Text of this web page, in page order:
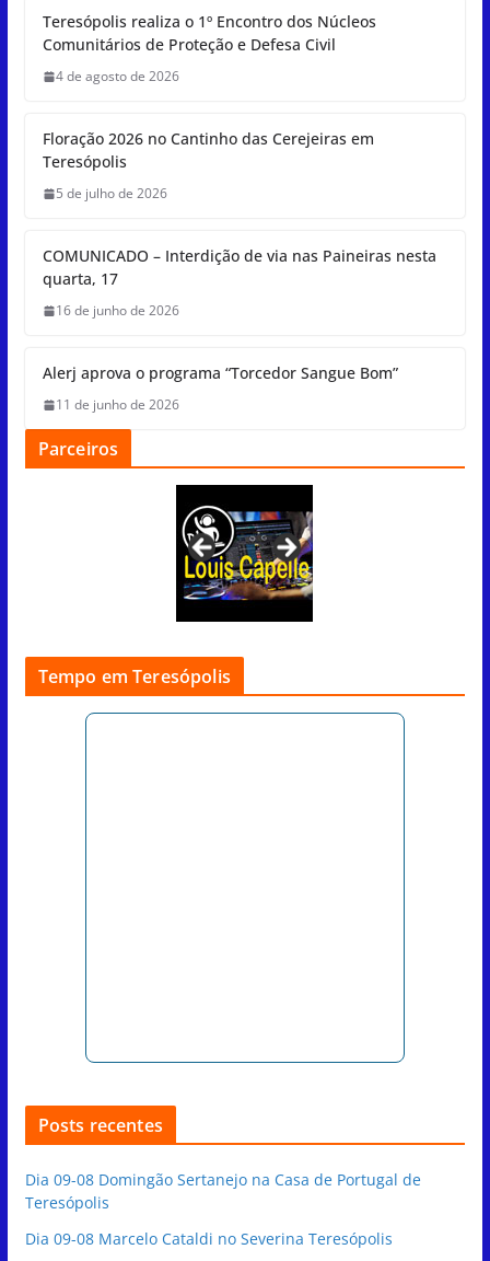
s
A
p
p
e
b
o
a
d
sk
y
l e
Teresópolis realiza o 1º Encontro dos Núcleos
Comunitários de Proteção e Defesa Civil
4 de agosto de 2026
Floração 2026 no Cantinho das Cerejeiras em
Teresópolis
5 de julho de 2026
COMUNICADO – Interdição de via nas Paineiras nesta
quarta, 17
16 de junho de 2026
Alerj aprova o programa “Torcedor Sangue Bom”
11 de junho de 2026
Parceiros
Tempo em Teresópolis
Posts recentes
Dia 09-08 Domingão Sertanejo na Casa de Portugal de
Teresópolis
Dia 09-08 Marcelo Cataldi no Severina Teresópolis